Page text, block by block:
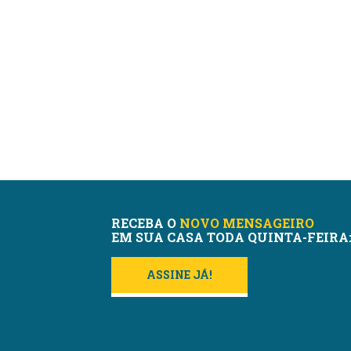
RECEBA O NOVO MENSAGEIRO
EM SUA CASA TODA QUINTA-FEIRA:
ASSINE JÁ!